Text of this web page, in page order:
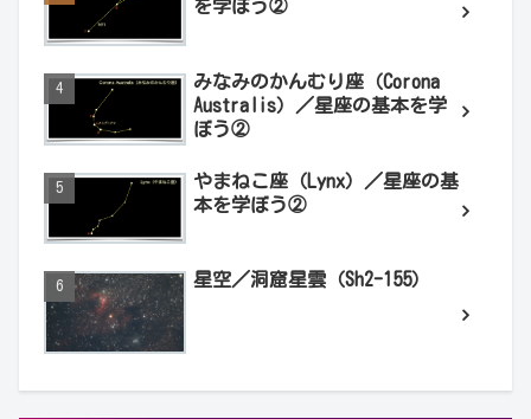
を学ぼう②
みなみのかんむり座（Corona
Australis）／星座の基本を学
ぼう②
やまねこ座（Lynx）／星座の基
本を学ぼう②
星空／洞窟星雲（Sh2-155）